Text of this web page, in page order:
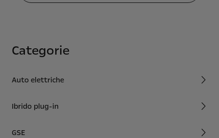
Categorie
Auto elettriche
Ibrido plug-in
GSE